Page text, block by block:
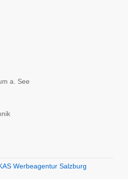
a. See
Werbeagentur Salzburg